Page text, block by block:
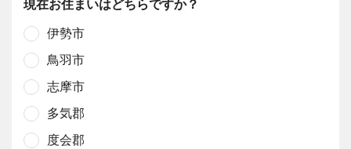
現在お住まいはどちらですか？
伊勢市
鳥羽市
志摩市
多気郡
度会郡